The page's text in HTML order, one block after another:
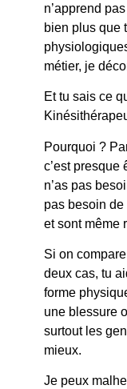
n’apprend
bien plus que
métier, je
Et tu sais ce
Pourquoi ?
c’est presque
n’as pas
pas besoin
et sont même
Si on
deux cas, tu
forme
une blessure
surtout les
mieux.
Je peux